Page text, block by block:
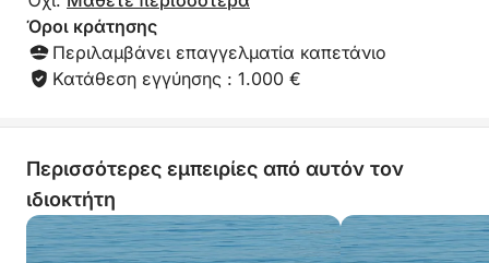
Όροι κράτησης
Περιλαμβάνει επαγγελματία καπετάνιο
Κατάθεση εγγύησης : 1.000 €
Περισσότερες εμπειρίες από αυτόν τον
ιδιοκτήτη